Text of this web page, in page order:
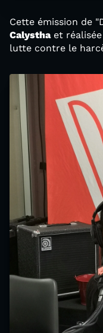
Cette émission de
Calysthaet
lutte contre le